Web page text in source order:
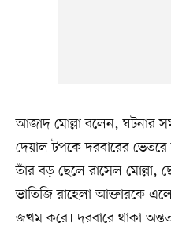
আজাদ মোল্লা বলেন, ঘটনার
দেয়াল টপকে দরবারের
তাঁর বড় ছেলে রাসেল মোল্লা,
ভাতিজি রাহেলা আক্তারকে
জখম করে। দরবারে থাকা